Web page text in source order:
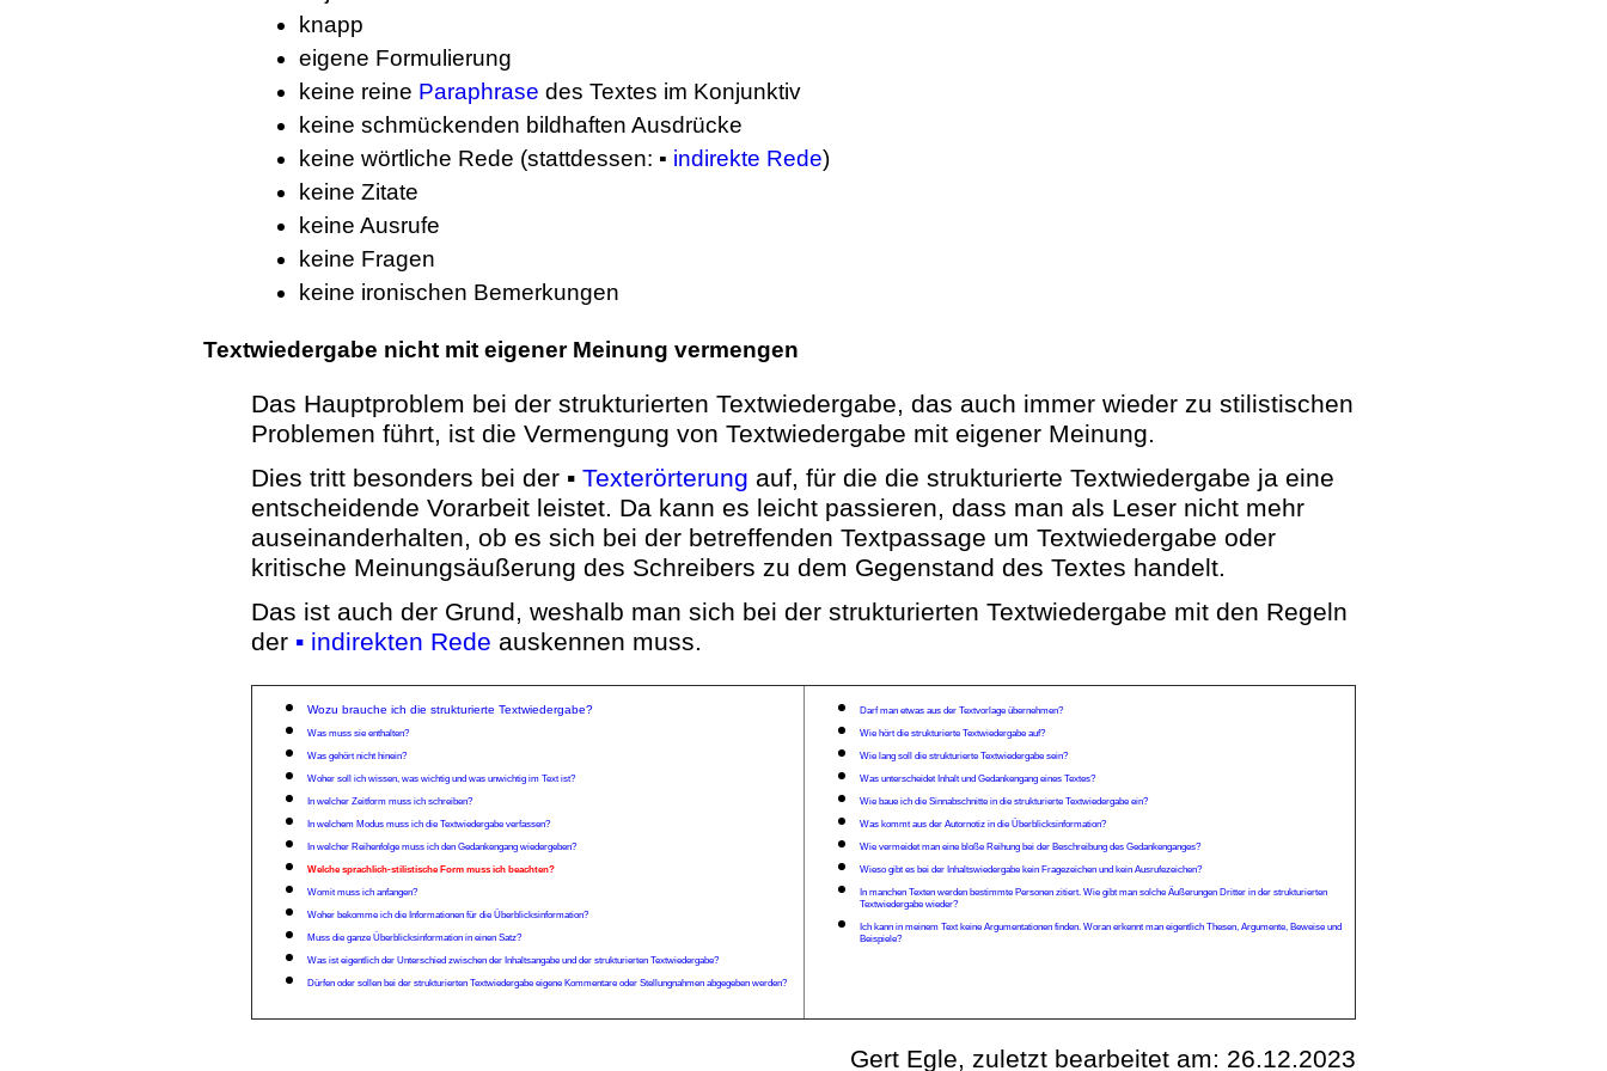
knapp
eigene Formulierung
keine reine Paraphrase des Textes im Konjunktiv
keine schmückenden bildhaften Ausdrücke
keine wörtliche Rede (stattdessen: ▪ indirekte Rede)
keine Zitate
keine Ausrufe
keine Fragen
keine ironischen Bemerkungen
Textwiedergabe nicht mit eigener Meinung vermengen
Das Hauptproblem bei der strukturierten Textwiedergabe, das auch immer wieder zu stilistischen
Problemen führt, ist die Vermengung von Textwiedergabe mit eigener Meinung.
Dies tritt besonders bei der ▪ Texterörterung auf, für die die strukturierte Textwiedergabe ja eine
entscheidende Vorarbeit leistet. Da kann es leicht passieren, dass man als Leser nicht mehr
auseinanderhalten, ob es sich bei der betreffenden Textpassage um Textwiedergabe oder
kritische Meinungsäußerung des Schreibers zu dem Gegenstand des Textes handelt.
Das ist auch der Grund, weshalb man sich bei der strukturierten Textwiedergabe mit den Regeln
der ▪ indirekten Rede auskennen muss.
Wozu brauche ich die strukturierte Textwiedergabe?
Was muss sie enthalten?
Was gehört nicht hinein?
Woher soll ich wissen, was wichtig und was unwichtig im Text ist?
In welcher Zeitform muss ich schreiben?
In welchem Modus muss ich die Textwiedergabe verfassen?
In welcher Reihenfolge muss ich den Gedankengang wiedergeben?
Welche sprachlich-stilistische Form muss ich beachten?
Womit muss ich anfangen?
Woher bekomme ich die Informationen für die Überblicksinformation?
Muss die ganze Überblicksinformation in einen Satz?
Was ist eigentlich der Unterschied zwischen der Inhaltsangabe und der strukturierten Textwiedergabe?
Dürfen oder sollen bei der strukturierten Textwiedergabe eigene Kommentare oder Stellungnahmen abgegeben werden?
Darf man etwas aus der Textvorlage übernehmen?
Wie hört die strukturierte Textwiedergabe auf?
Wie lang soll die strukturierte Textwiedergabe sein?
Was unterscheidet Inhalt und Gedankengang eines Textes?
Wie baue ich die Sinnabschnitte in die strukturierte Textwiedergabe ein?
Was kommt aus der Autornotiz in die Überblicksinformation?
Wie vermeidet man eine bloße Reihung bei der Beschreibung des Gedankenganges?
Wieso gibt es bei der Inhaltswiedergabe kein Fragezeichen und kein Ausrufezeichen?
In manchen Texten werden bestimmte Personen zitiert. Wie gibt man solche Äußerungen Dritter in der strukturierten
Textwiedergabe wieder?
Ich kann in meinem Text keine Argumentationen finden. Woran erkennt man eigentlich Thesen, Argumente, Beweise und
Beispiele?
Gert Egle, zuletzt bearbeitet am: 26.12.2023